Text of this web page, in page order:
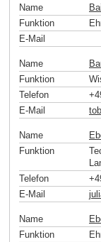
Name
Funktion
E-Mail
Name
Funktion
Telefon
E-Mail
Name
Funktion
Telefon
E-Mail
Name
Funktion